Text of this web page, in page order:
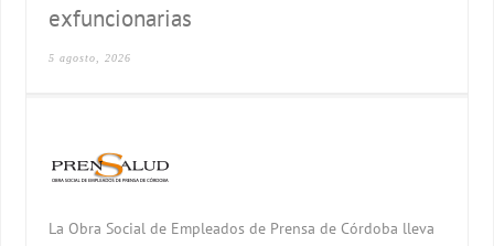
exfuncionarias
5 agosto, 2026
La Obra Social de Empleados de Prensa de Córdoba lleva